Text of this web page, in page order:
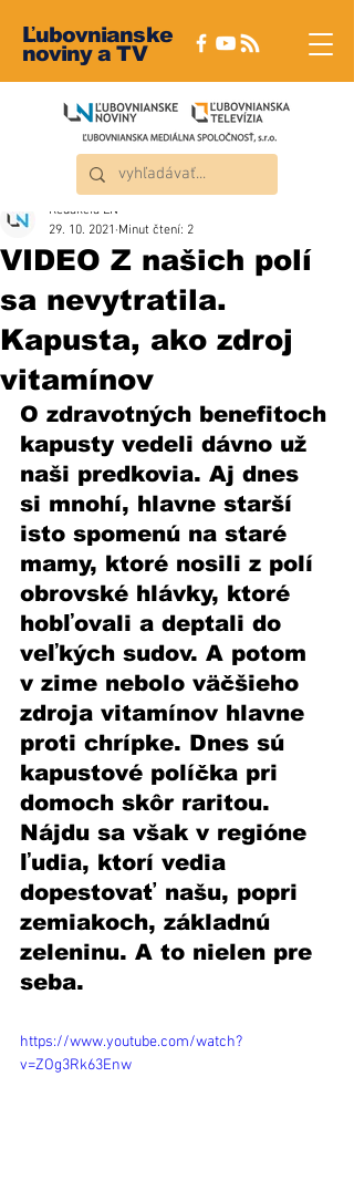
Ľubovnianske
noviny a TV
VIDEO Z našich polí
sa nevytratila.
Kapusta, ako zdroj
vitamínov
Redakcia ĽN
29. 10. 2021 Minut čtení: 2
O zdravotných benefitoch
kapusty vedeli dávno už
naši predkovia. Aj dnes
si mnohí, hlavne starší
isto spomenú na staré
mamy, ktoré nosili z polí
obrovské hlávky, ktoré
hobľovali a deptali do
veľkých sudov. A potom
v zime nebolo väčšieho
zdroja vitamínov hlavne
proti chrípke. Dnes sú
kapustové políčka pri
domoch skôr raritou.
Nájdu sa však v regióne
ľudia, ktorí vedia
dopestovať našu, popri
zemiakoch, základnú
zeleninu. A to nielen pre
seba.
https://www.youtube.com/watch?
v=ZOg3Rk63Enw